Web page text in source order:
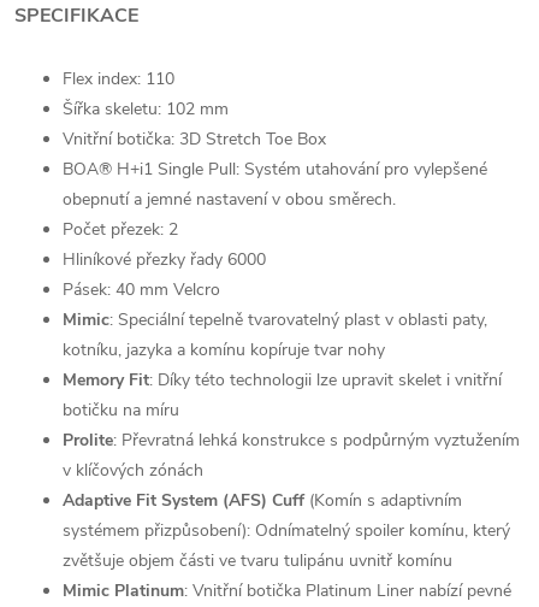
SPECIFIKACE
Flex index: 110
Šířka skeletu: 102 mm
Vnitřní botička: 3D Stretch Toe Box
BOA® H+i1 Single Pull: Systém utahování pro vylepšené
obepnutí a jemné nastavení v obou směrech.
Počet přezek: 2
Hliníkové přezky řady 6000
Pásek: 40 mm Velcro
Mimic: Speciální tepelně tvarovatelný plast v oblasti paty,
kotníku, jazyka a komínu kopíruje tvar nohy
Memory Fit: Díky této technologii lze upravit skelet i vnitřní
botičku na míru
Prolite: Převratná lehká konstrukce s podpůrným vyztužením
v klíčových zónách
Adaptive Fit System (AFS) Cuff(Komín s adaptivním
systémem přizpůsobení): Odnímatelný spoiler komínu, který
zvětšuje objem části ve tvaru tulipánu uvnitř komínu
Mimic Platinum: Vnitřní botička Platinum Liner nabízí pevné